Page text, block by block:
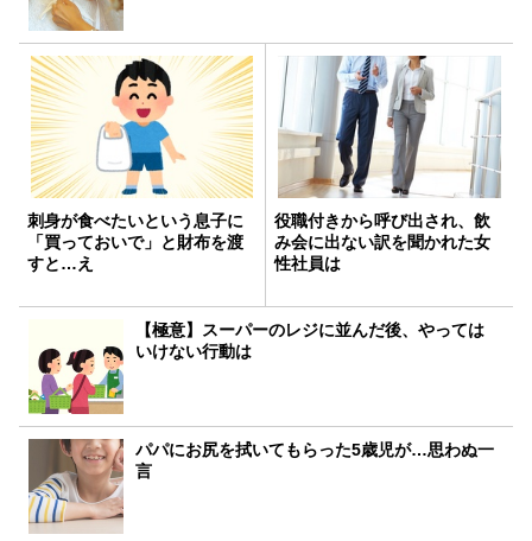
刺身が食べたいという息子に
「買っておいで」と財布を渡
すと…え
役職付きから呼び出され、飲
み会に出ない訳を聞かれた女
性社員は
【極意】スーパーのレジに並んだ後、やっては
いけない行動は
パパにお尻を拭いてもらった5歳児が…思わぬ一
言